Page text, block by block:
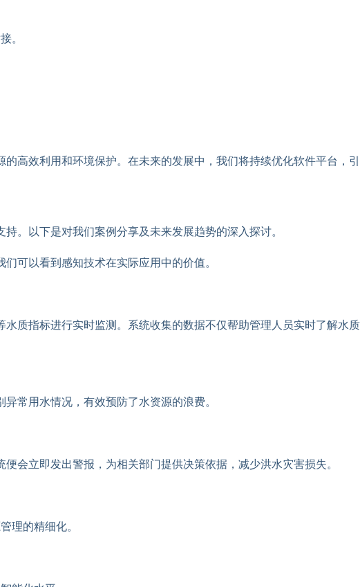
。
高效利用和环境保护。在未来的发展中，我们将持续优化软件平台，引
。以下是对我们案例分享及未来发展趋势的深入探讨。
可以看到感知技术在实际应用中的价值。
质指标进行实时监测。系统收集的数据不仅帮助管理人员实时了解水质
常用水情况，有效预防了水资源的浪费。
会立即发出警报，为相关部门提供决策依据，减少洪水灾害损失。
理的精细化。